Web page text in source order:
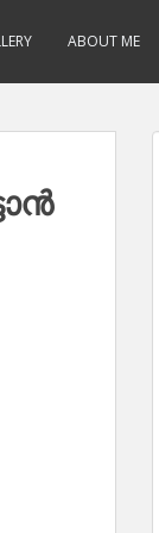
ABOUT ME